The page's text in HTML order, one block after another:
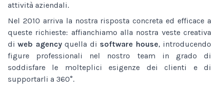
attività aziendali.
Nel 2010 arriva la nostra risposta concreta ed efficace a
queste richieste: affianchiamo alla nostra veste creativa
diweb agencyquella di software house, introducendo
figure professionali nel nostro team in grado di
soddisfare le molteplici esigenze dei clienti e di
supportarli a 360°.